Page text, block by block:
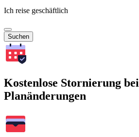
Ich reise geschäftlich
Suchen
Kostenlose Stornierung bei
Planänderungen